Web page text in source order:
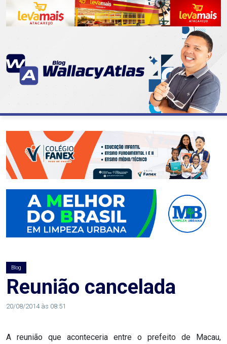
07
DE
ABASTECIMENTO
AÇÃO
SOCIAL
ADMINISTRAÇÃO
AGOSTO
ALEGRIA
ALRN
ANIVERSARIANTE
Blog
Reunião cancelada
20/08/2014 às 08:51
A reunião que aconteceria entre o prefeito de Macau,